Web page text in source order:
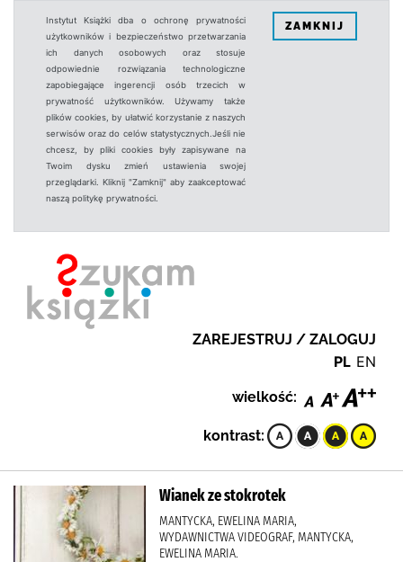
Instytut Książki dba o ochronę prywatności
użytkowników i bezpieczeństwo przetwarzania
ich danych osobowych oraz stosuje
odpowiednie rozwiązania technologiczne
zapobiegające ingerencji osób trzecich w
prywatność użytkowników. Używamy także
plików cookies, by ułatwić korzystanie z naszych
serwisów oraz do celów statystycznych.Jeśli nie
chcesz, by pliki cookies były zapisywane na
Twoim dysku zmień ustawienia swojej
przeglądarki. Kliknij "Zamknij" aby zaakceptować
naszą politykę prywatności.
ZAMKNIJ
ZAREJESTRUJ / ZALOGUJ
PL EN
wielkość:
kontrast:
Wianek ze stokrotek
MANTYCKA, EWELINA MARIA,
WYDAWNICTWA VIDEOGRAF, MANTYCKA,
EWELINA MARIA.